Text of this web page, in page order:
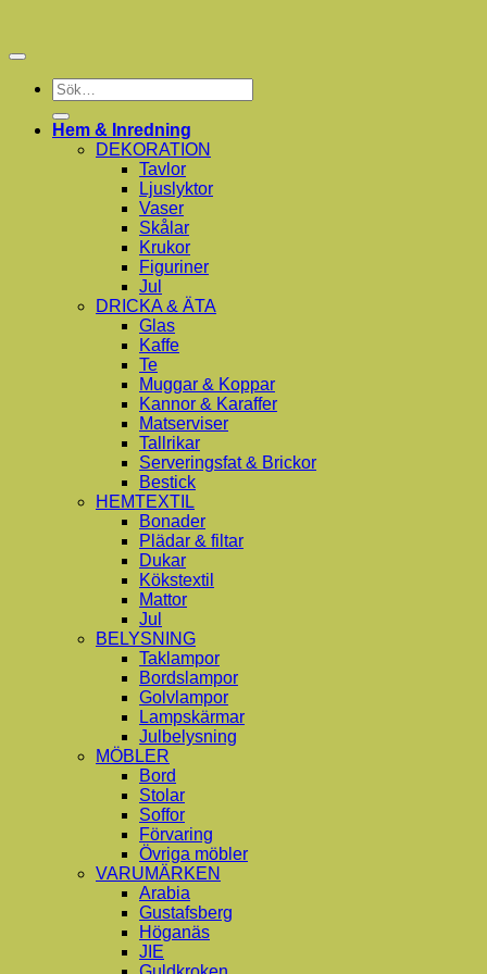
Sök
efter:
Hem & Inredning
DEKORATION
Tavlor
Ljuslyktor
Vaser
Skålar
Krukor
Figuriner
Jul
DRICKA & ÄTA
Glas
Kaffe
Te
Muggar & Koppar
Kannor & Karaffer
Matserviser
Tallrikar
Serveringsfat & Brickor
Bestick
HEMTEXTIL
Bonader
Plädar & filtar
Dukar
Kökstextil
Mattor
Jul
BELYSNING
Taklampor
Bordslampor
Golvlampor
Lampskärmar
Julbelysning
MÖBLER
Bord
Stolar
Soffor
Förvaring
Övriga möbler
VARUMÄRKEN
Arabia
Gustafsberg
Höganäs
JIE